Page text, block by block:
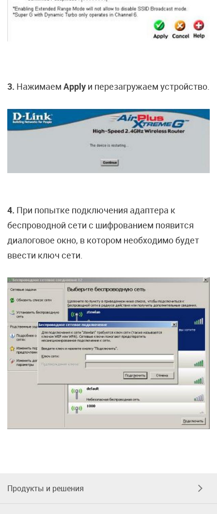
3. Нажимаем Apply и перезагружаем устройство.
4. При попытке подключения адаптера к
беспроводной сети с шифрованием появится
диалоговое окно, в котором необходимо будет
ввести ключ сети.
Продукты и решения